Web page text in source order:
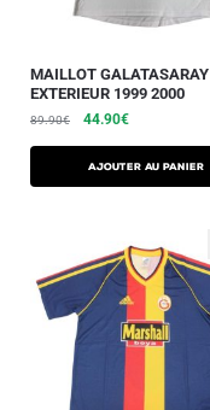
MAILLOT GALATASARAY
EXTERIEUR 1999 2000
89.90€ 44.90€
AJOUTER AU PANIER